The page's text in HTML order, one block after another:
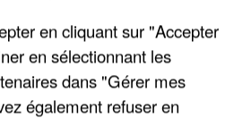
EN ALGÉRIE
en cliquant sur "Accepter
en sélectionnant les
dans "Gérer mes
également refuser en